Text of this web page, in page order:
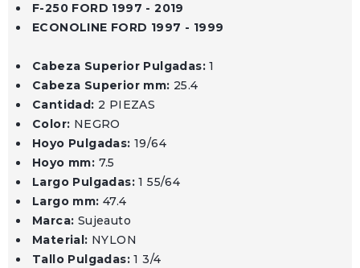
F-250 FORD 1997 - 2019
ECONOLINE FORD 1997 - 1999
Cabeza Superior Pulgadas: 1
Cabeza Superior mm: 25.4
Cantidad: 2 PIEZAS
Color: NEGRO
Hoyo Pulgadas: 19/64
Hoyo mm: 7.5
Largo Pulgadas: 1 55/64
Largo mm: 47.4
Marca: Sujeauto
Material: NYLON
Tallo Pulgadas: 1 3/4